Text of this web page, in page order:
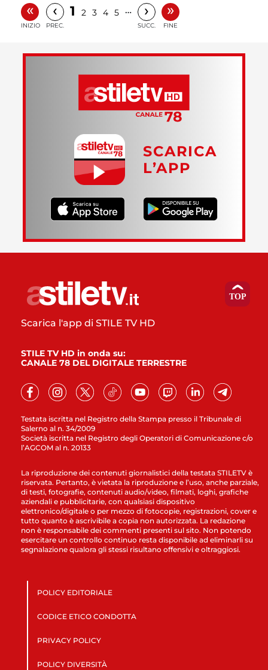
«
INIZIO
‹
PREC.
1 2 3 4 5 … ›
SUCC.
»
FINE
SCARICA
L’APP
Testata iscritta nel Registro della Stampa presso il Tribunale di
Salerno al n. 34/2009
Società iscritta nel Registro degli Operatori di Comunicazione c/o
l’AGCOM al n. 20133
Scarica l'app di STILE TV HD
STILE TV HD in onda su:
CANALE 78 DEL DIGITALE TERRESTRE
La riproduzione dei contenuti giornalistici della testata STILETV è
riservata. Pertanto, è vietata la riproduzione e l’uso, anche parziale,
di testi, fotografie, contenuti audio/video, filmati, loghi, grafiche
aziendali e pubblicitarie, con qualsiasi dispositivo
elettronico/digitale o per mezzo di fotocopie, registrazioni, cover e
tutto quanto è ascrivibile a copia non autorizzata. La redazione
non è responsabile dei commenti presenti sul sito. Non potendo
esercitare un controllo continuo resta disponibile ad eliminarli su
segnalazione qualora gli stessi risultano offensivi e oltraggiosi.
POLICY EDITORIALE
CODICE ETICO CONDOTTA
PRIVACY POLICY
POLICY DIVERSITÀ